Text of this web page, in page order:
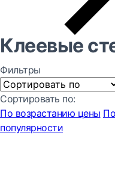
Клеевые
Фильтры
Сортировать по:
По возрастанию цены
популярности